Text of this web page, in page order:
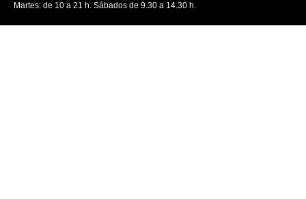
Martes: de 10 a 21 h. Sábados de 9.30 a 14.30 h.